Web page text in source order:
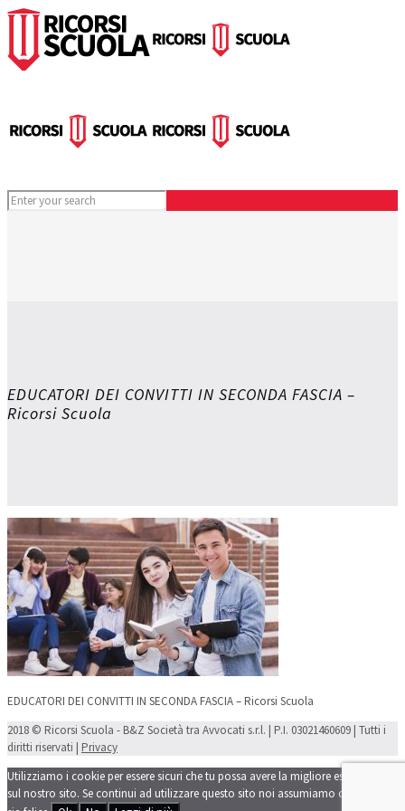
EDUCATORI DEI CONVITTI IN SECONDA FASCIA –
Ricorsi Scuola
EDUCATORI DEI CONVITTI IN SECONDA FASCIA – Ricorsi Scuola
2018 © Ricorsi Scuola - B&Z Società tra Avvocati s.r.l. | P.I. 03021460609 | Tutti i
diritti riservati | Privacy
Utilizziamo i cookie per essere sicuri che tu possa avere la migliore esperienza
sul nostro sito. Se continui ad utilizzare questo sito noi assumiamo che tu ne